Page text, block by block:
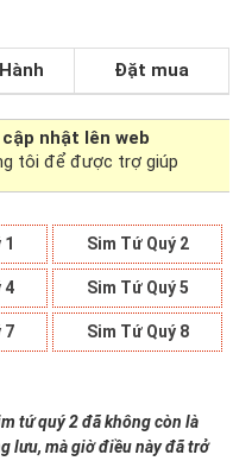
Hành Đặt mua
nhật lên web
tôi để được trợ giúp
Sim Tứ Quý 2
4 Sim Tứ Quý 5
7 Sim Tứ Quý 8
tứ quý 2 đã không còn là
lưu, mà giờ điều này đã trở